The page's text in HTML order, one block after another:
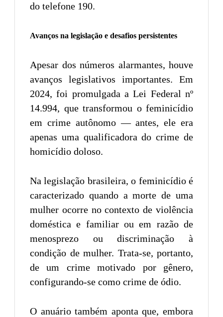
do telefone 190.
Avanços na legislação e desafios persistentes
Apesar dos números alarmantes, houve
avanços legislativos importantes. Em
2024, foi promulgada a Lei Federal nº
14.994, que transformou o feminicídio
em crime autônomo — antes, ele era
apenas uma qualificadora do crime de
homicídio doloso.
Na legislação brasileira, o feminicídio é
caracterizado quando a morte de uma
mulher ocorre no contexto de violência
doméstica e familiar ou em razão de
menosprezo ou discriminação à
condição de mulher. Trata-se, portanto,
de um crime motivado por gênero,
configurando-se como crime de ódio.
O anuário também aponta que, embora